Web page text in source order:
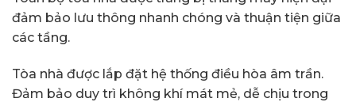
đảm bảo lưu thông nhanh chóng và thuận tiện giữa
các tầng.
Tòa nhà được lắp đặt hệ thống điều hòa âm trần.
Đảm bảo duy trì không khí mát mẻ, dễ chịu trong